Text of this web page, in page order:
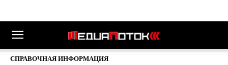
СПРАВОЧНАЯ ИНФОРМАЦИЯ